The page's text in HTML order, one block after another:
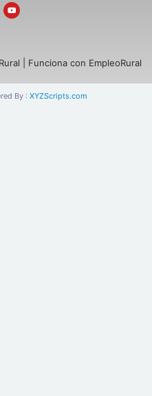
| Funciona con EmpleoRural
By : XYZScripts.com